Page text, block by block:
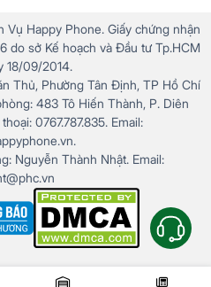
Happy Phone. Giấy chứng nhận
do sở Kế hoạch và Đầu tư Tp.HCM
18/09/2014.
Thủ, Phường Tân Định, TP Hồ Chí
483 Tô Hiến Thành, P. Diên
0767.787.835. Email:
Nguyễn Thành Nhật. Email: